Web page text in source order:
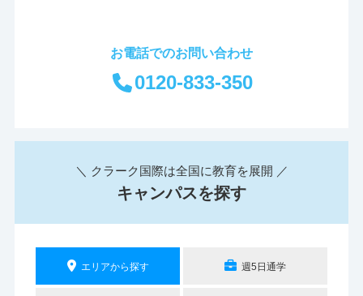
お電話でのお問い合わせ
0120-833-350
＼ クラーク国際は全国に教育を展開 ／
キャンパスを探す
エリアから探す 週5日通学